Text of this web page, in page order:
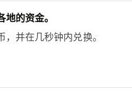
的资金。
并在几秒钟内兑换。